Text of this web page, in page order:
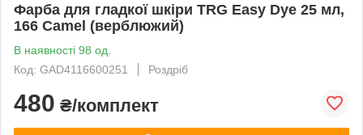
Фарба для гладкої шкіри TRG Easy Dye 25 мл,
166 Camel (верблюжий)
В наявності 98 од.
Код: GAD4116600251
Роздріб
480 ₴/комплект